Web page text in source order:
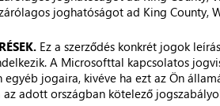
joghatóságot ad King County,
Ez a szerződés konkrét jogok
A Microsofttal kapcsolatos
egyéb jogaira, kivéve ha ezt az Ön
adott országban kötelező